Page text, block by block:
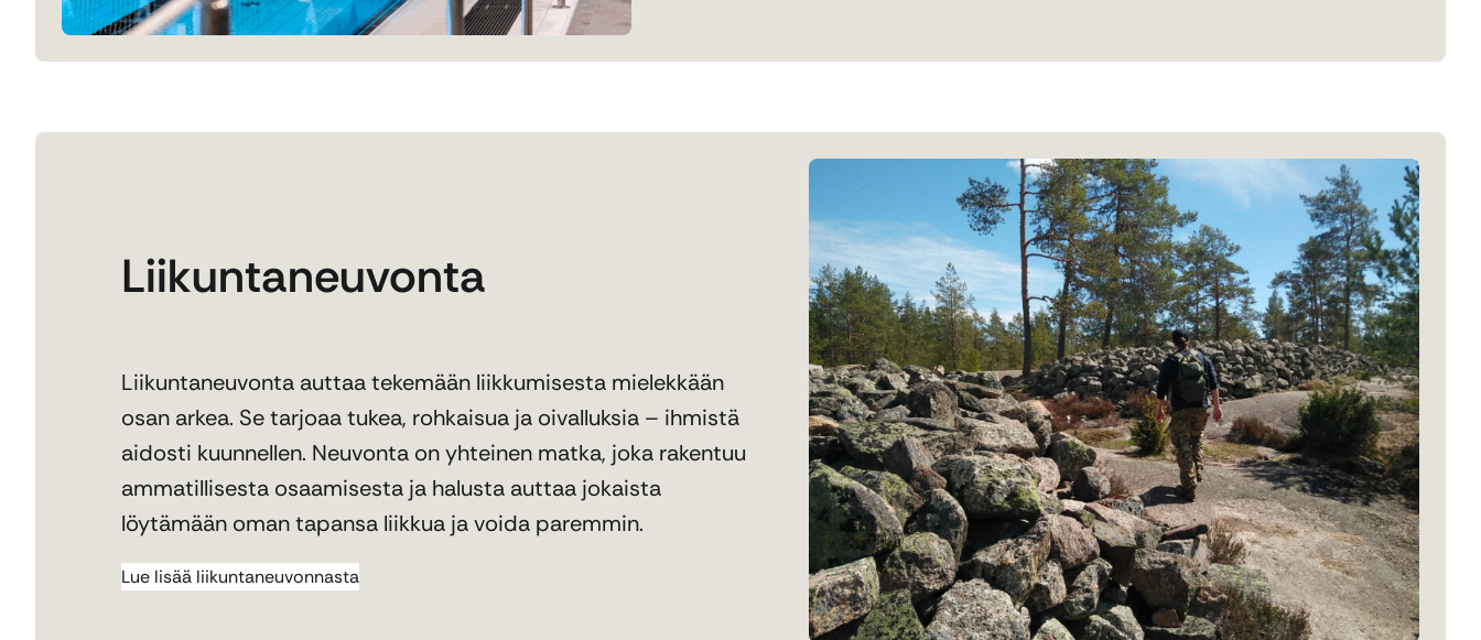
Liikuntaneuvonta
Liikuntaneuvonta auttaa tekemään liikkumisesta mielekkään
osan arkea. Se tarjoaa tukea, rohkaisua ja oivalluksia – ihmistä
aidosti kuunnellen. Neuvonta on yhteinen matka, joka rakentuu
ammatillisesta osaamisesta ja halusta auttaa jokaista
löytämään oman tapansa liikkua ja voida paremmin.
Lue lisää liikuntaneuvonnasta